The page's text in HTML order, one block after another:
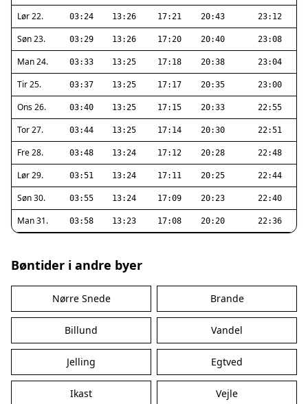
Lør 22. 03:24 13:26 17:21 20:43 23:12
Søn 23. 03:29 13:26 17:20 20:40 23:08
Man 24. 03:33 13:25 17:18 20:38 23:04
Tir 25. 03:37 13:25 17:17 20:35 23:00
Ons 26. 03:40 13:25 17:15 20:33 22:55
Tor 27. 03:44 13:25 17:14 20:30 22:51
Fre 28. 03:48 13:24 17:12 20:28 22:48
Lør 29. 03:51 13:24 17:11 20:25 22:44
Søn 30. 03:55 13:24 17:09 20:23 22:40
Man 31. 03:58 13:23 17:08 20:20 22:36
Bøntider i andre byer
Nørre Snede Brande
Billund Vandel
Jelling Egtved
Ikast Vejle